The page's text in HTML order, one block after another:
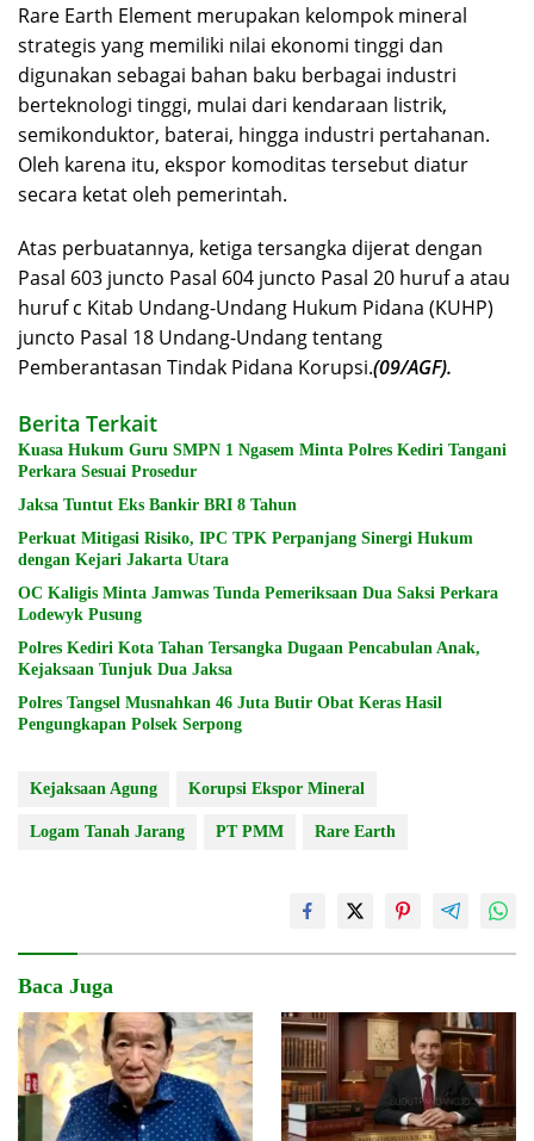
Rare Earth Element merupakan kelompok mineral
strategis yang memiliki nilai ekonomi tinggi dan
digunakan sebagai bahan baku berbagai industri
berteknologi tinggi, mulai dari kendaraan listrik,
semikonduktor, baterai, hingga industri pertahanan.
Oleh karena itu, ekspor komoditas tersebut diatur
secara ketat oleh pemerintah.
Atas perbuatannya, ketiga tersangka dijerat dengan
Pasal 603 juncto Pasal 604 juncto Pasal 20 huruf a atau
huruf c Kitab Undang-Undang Hukum Pidana (KUHP)
juncto Pasal 18 Undang-Undang tentang
Pemberantasan Tindak Pidana Korupsi.(09/AGF).
Berita Terkait
Kuasa Hukum Guru SMPN 1 Ngasem Minta Polres Kediri Tangani
Perkara Sesuai Prosedur
Jaksa Tuntut Eks Bankir BRI 8 Tahun
Perkuat Mitigasi Risiko, IPC TPK Perpanjang Sinergi Hukum
dengan Kejari Jakarta Utara
OC Kaligis Minta Jamwas Tunda Pemeriksaan Dua Saksi Perkara
Lodewyk Pusung
Polres Kediri Kota Tahan Tersangka Dugaan Pencabulan Anak,
Kejaksaan Tunjuk Dua Jaksa
Polres Tangsel Musnahkan 46 Juta Butir Obat Keras Hasil
Pengungkapan Polsek Serpong
Kejaksaan Agung Korupsi Ekspor Mineral
Logam Tanah Jarang PT PMM Rare Earth
Baca Juga